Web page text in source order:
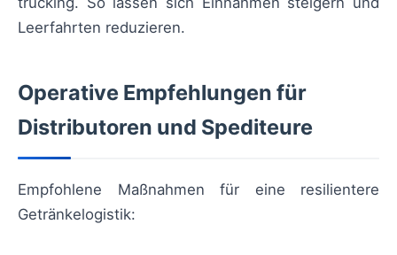
Leerfahrten reduzieren.
Operative Empfehlungen für
Distributoren und Spediteure
Empfohlene Maßnahmen für eine resilientere
Getränkelogistik: